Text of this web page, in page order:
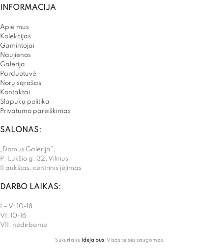
INFORMACIJA
Apie mus
Kolekcijas
Gamintojai
Naujienos
Galerija
Parduotuvė
Norų sąrašas
Kontaktai
Slapukų politika
Privatumo pareiškimas
SALONAS:
„Domus Galerija”,
P. Lukšio g. 32, Vilnius
II aukštas, centrinis įėjimas
DARBO LAIKAS:
I – V: 10-18
VI: 10-16
VII: nedirbame
Sukurta su idėja bus. Visos teisės saugomos.